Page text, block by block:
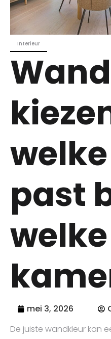
Interieur
past
welke
mei 3, 2026
De juiste wandkleur kan